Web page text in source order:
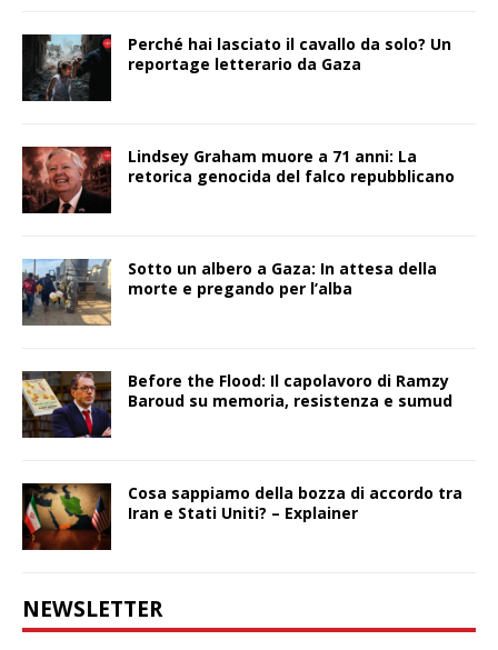
Perché hai lasciato il cavallo da solo? Un
reportage letterario da Gaza
Lindsey Graham muore a 71 anni: La
retorica genocida del falco repubblicano
Sotto un albero a Gaza: In attesa della
morte e pregando per l’alba
Before the Flood: Il capolavoro di Ramzy
Baroud su memoria, resistenza e sumud
Cosa sappiamo della bozza di accordo tra
Iran e Stati Uniti? – Explainer
NEWSLETTER